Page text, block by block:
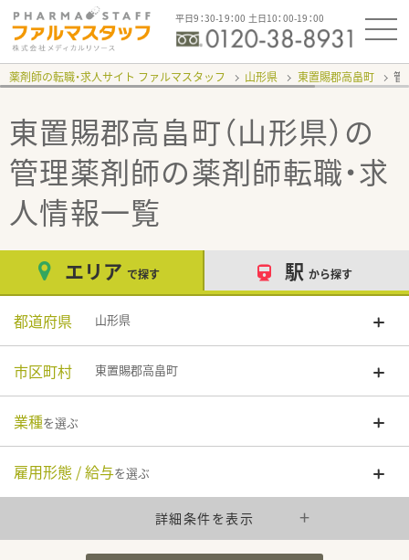
平日9：30-19：00 土日10：00-19：00
薬剤師の転職・求人サイト ファルマスタッフ 山形県 東置賜郡高畠町 管
東置賜郡高畠町（山形県）の
管理薬剤師の薬剤師転職・求
人情報一覧
エリア で探す 駅 から探す
都道府県 山形県
市区町村 東置賜郡高畠町
業種を選ぶ
雇用形態 / 給与を選ぶ
詳細条件を表示